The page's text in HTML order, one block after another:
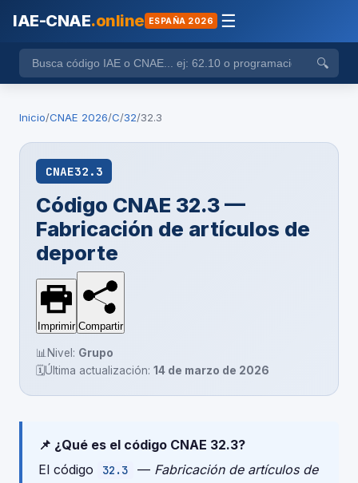
IAE-CNAE.online ESPAÑA 2026 ☰
🔍
Inicio/CNAE 2026/C/32/32.3
CNAE32.3
Código CNAE 32.3 —
Fabricación de artículos de
deporte
Imprimir Compartir
📊 Nivel: Grupo
🗓️Última actualización: 14 de marzo de 2026
📌 ¿Qué es el código CNAE 32.3?
El código
32.3 — Fabricación de artículos de